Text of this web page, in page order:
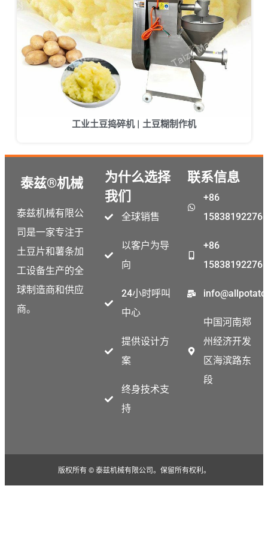
工业土豆捣碎机 | 土豆糊制作机
泰兹®机械
泰兹机械有限公
司是一家专注于
土豆片和薯条加
工设备生产的全
球制造商和供应
商。
为什么选择
我们
全球销售
以客户为导
向
24小时呼叫
中心
提供设计方
案
终身技术支
持
联系信息
+86
15838192276
+86
15838192276
中国河南郑
州经济开发
区海滨路东
段
版权所有 © 泰兹机械有限公司。保留所有权利。
Bengali
German
Greek
Indonesian
Thai
Japanese
Swahili
Malayalam
Malay